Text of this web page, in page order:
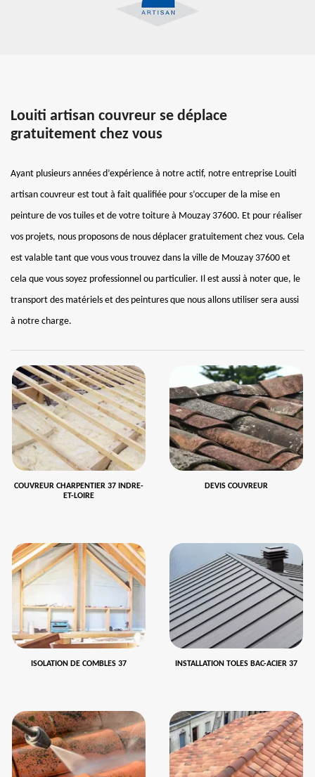
Louiti artisan couvreur se déplace
gratuitement chez vous
Ayant plusieurs années d’expérience à notre actif, notre entreprise Louiti
artisan couvreur est tout à fait qualifiée pour s’occuper de la mise en
peinture de vos tuiles et de votre toiture à Mouzay 37600. Et pour réaliser
vos projets, nous proposons de nous déplacer gratuitement chez vous. Cela
est valable tant que vous vous trouvez dans la ville de Mouzay 37600 et
cela que vous soyez professionnel ou particulier. Il est aussi à noter que, le
transport des matériels et des peintures que nous allons utiliser sera aussi
à notre charge.
COUVREUR CHARPENTIER 37 INDRE-
ET-LOIRE
DEVIS COUVREUR
ISOLATION DE COMBLES 37 INSTALLATION TOLES BAC-ACIER 37